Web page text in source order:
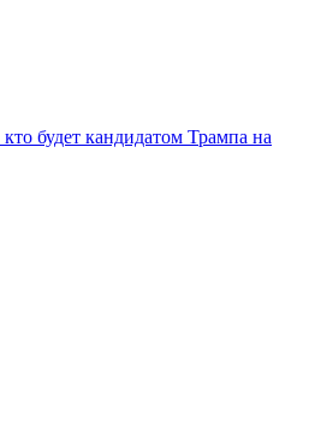
будет кандидатом Трампа на